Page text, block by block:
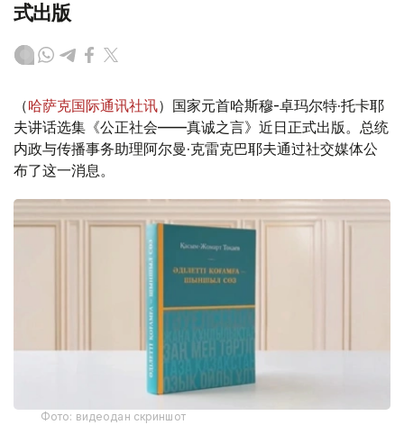
式出版
（哈萨克国际通讯社讯）国家元首哈斯穆-卓玛尔特·托卡耶
夫讲话选集《公正社会——真诚之言》近日正式出版。总统
内政与传播事务助理阿尔曼·克雷克巴耶夫通过社交媒体公
布了这一消息。
Фото: видеодан скриншот